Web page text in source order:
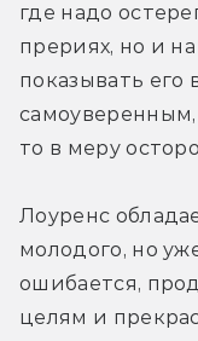
где надо
прериях, но и
показывать его
самоуверенным,
то в меру
Лоуренс
молодого, но
ошибается,
целям и